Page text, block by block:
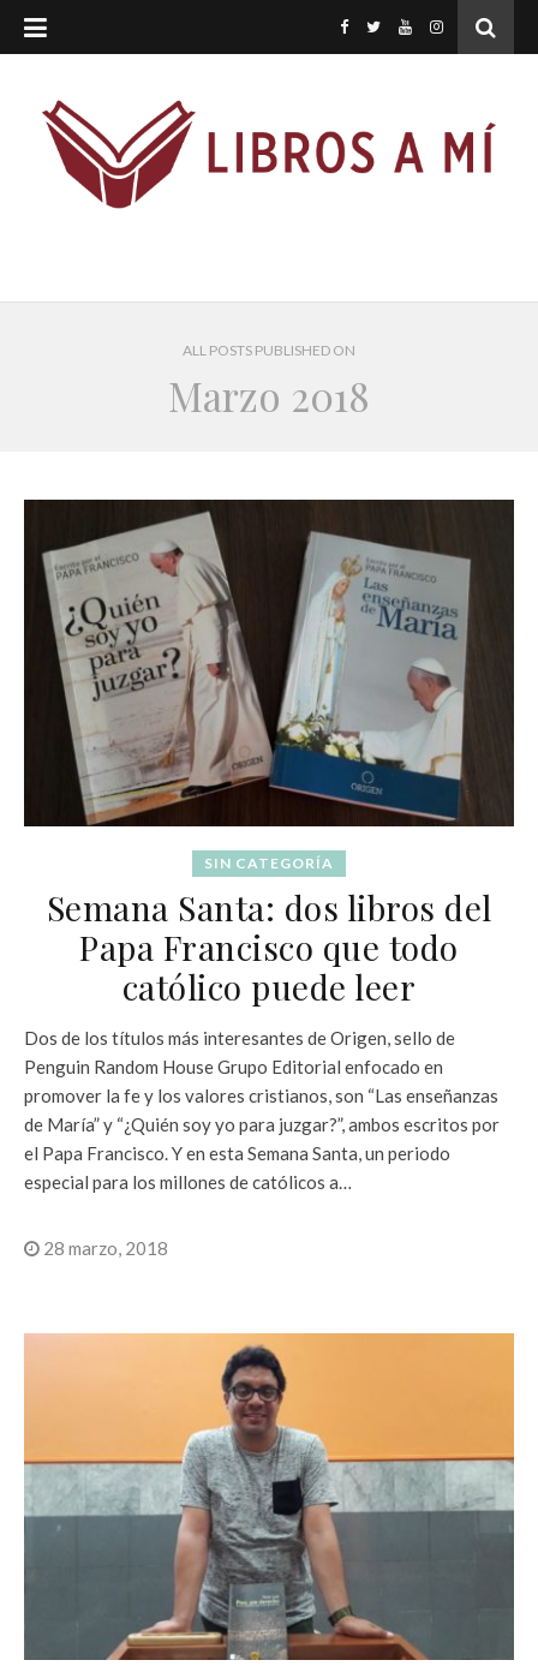
ALL POSTS PUBLISHED ON
Marzo 2018
SIN CATEGORÍA
Semana Santa: dos libros del
Papa Francisco que todo
católico puede leer
Dos de los títulos más interesantes de Origen, sello de
Penguin Random House Grupo Editorial enfocado en
promover la fe y los valores cristianos, son “Las enseñanzas
de María” y “¿Quién soy yo para juzgar?”, ambos escritos por
el Papa Francisco. Y en esta Semana Santa, un periodo
especial para los millones de católicos a…
28 marzo, 2018